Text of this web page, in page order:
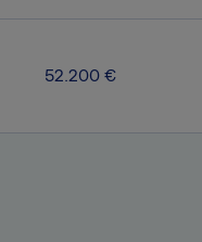
52.200 €